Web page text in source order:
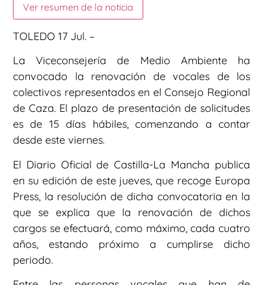
Ver resumen de la noticia
TOLEDO 17 Jul. –
La Viceconsejería de Medio Ambiente ha
convocado la renovación de vocales de los
colectivos representados en el Consejo Regional
de Caza. El plazo de presentación de solicitudes
es de 15 días hábiles, comenzando a contar
desde este viernes.
El Diario Oficial de Castilla-La Mancha publica
en su edición de este jueves, que recoge Europa
Press, la resolución de dicha convocatoria en la
que se explica que la renovación de dichos
cargos se efectuará, como máximo, cada cuatro
años, estando próximo a cumplirse dicho
periodo.